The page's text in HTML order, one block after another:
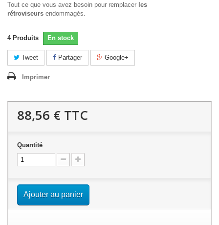
Tout ce que vous avez besoin pour remplacer les
rétroviseurs endommagés.
4 Produits En stock
Tweet Partager Google+
Imprimer
88,56 € TTC
Quantité
Ajouter au panier